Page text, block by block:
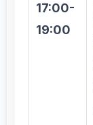
17:00-
19:00